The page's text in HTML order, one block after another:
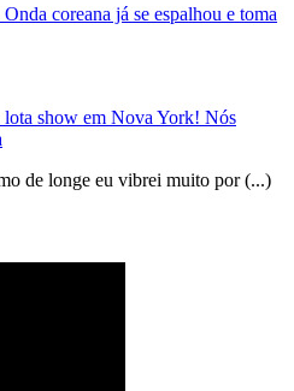
coreana já se espalhou e toma
show em Nova York! Nós
de longe eu vibrei muito por (...)